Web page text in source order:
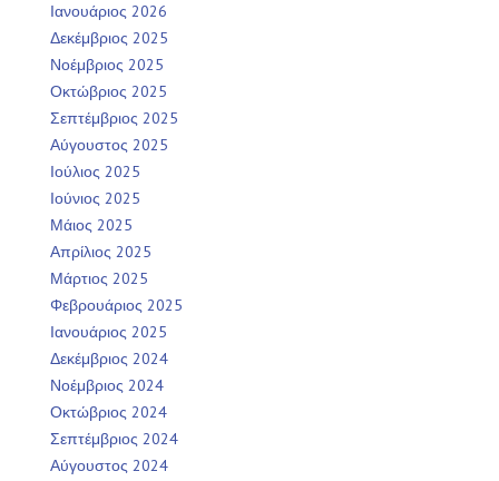
Ιανουάριος 2026
Δεκέμβριος 2025
Νοέμβριος 2025
Οκτώβριος 2025
Σεπτέμβριος 2025
Αύγουστος 2025
Ιούλιος 2025
Ιούνιος 2025
Μάιος 2025
Απρίλιος 2025
Μάρτιος 2025
Φεβρουάριος 2025
Ιανουάριος 2025
Δεκέμβριος 2024
Νοέμβριος 2024
Οκτώβριος 2024
Σεπτέμβριος 2024
Αύγουστος 2024